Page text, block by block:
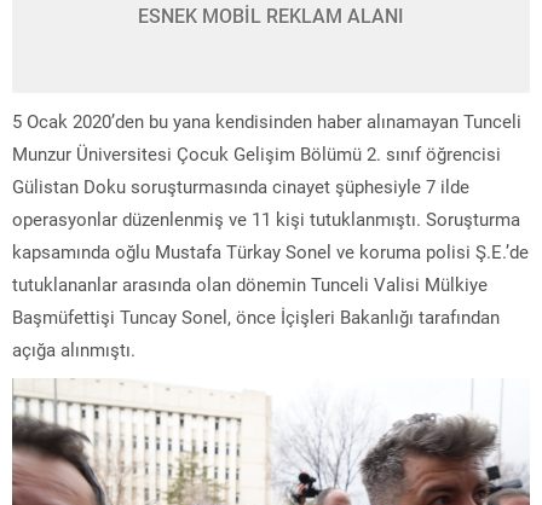
ESNEK MOBİL REKLAM ALANI
5 Ocak 2020’den bu yana kendisinden haber alınamayan Tunceli
Munzur Üniversitesi Çocuk Gelişim Bölümü 2. sınıf öğrencisi
Gülistan Doku soruşturmasında cinayet şüphesiyle 7 ilde
operasyonlar düzenlenmiş ve 11 kişi tutuklanmıştı. Soruşturma
kapsamında oğlu Mustafa Türkay Sonel ve koruma polisi Ş.E.’de
tutuklananlar arasında olan dönemin Tunceli Valisi Mülkiye
Başmüfettişi Tuncay Sonel, önce İçişleri Bakanlığı tarafından
açığa alınmıştı.